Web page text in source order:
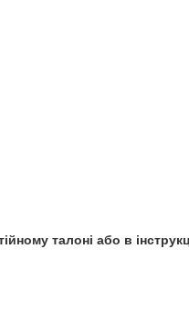
талоні або в